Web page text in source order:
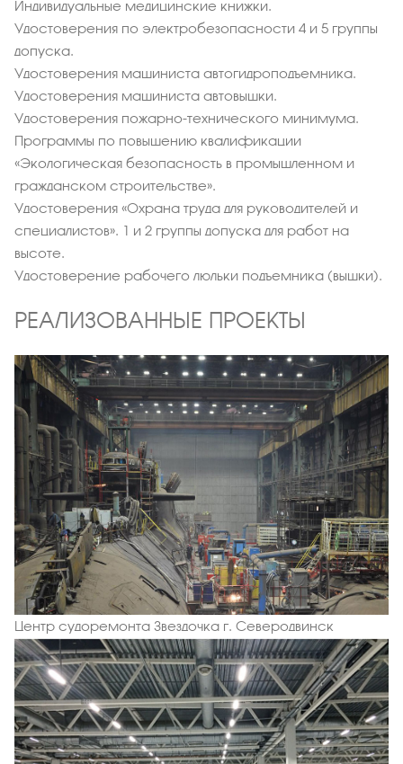
Индивидуальные медицинские книжки.
Удостоверения по электробезопасности 4 и 5 группы
допуска.
Удостоверения машиниста автогидроподъемника.
Удостоверения машиниста автовышки.
Удостоверения пожарно-технического минимума.
Программы по повышению квалификации
«Экологическая безопасность в промышленном и
гражданском строительстве».
Удостоверения «Охрана труда для руководителей и
специалистов». 1 и 2 группы допуска для работ на
высоте.
Удостоверение рабочего люльки подъемника (вышки).
РЕАЛИЗОВАННЫЕ ПРОЕКТЫ
Центр судоремонта Звездочка г. Северодвинск